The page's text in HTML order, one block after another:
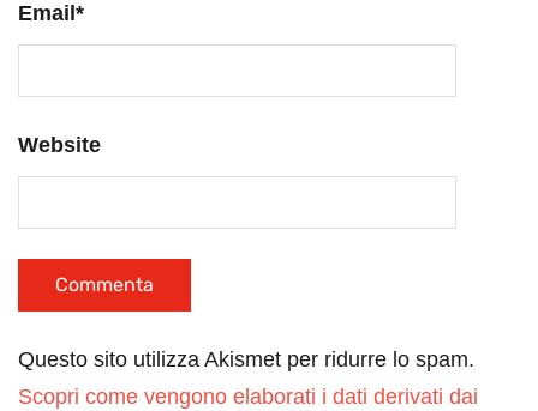
Email *
Website
Questo sito utilizza Akismet per ridurre lo spam.
Scopri come vengono elaborati i dati derivati dai